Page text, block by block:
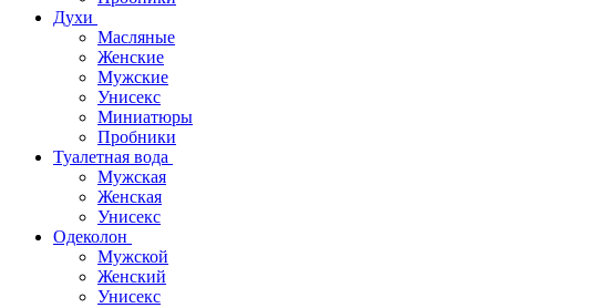
Духи
Масляные
Женские
Мужские
Унисекс
Миниатюры
Пробники
Туалетная вода
Мужская
Женская
Унисекс
Одеколон
Мужской
Женский
Унисекс